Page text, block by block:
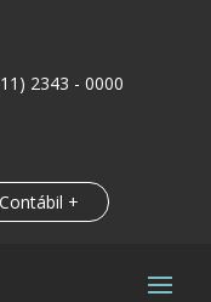
2343 - 0000
Contábil +